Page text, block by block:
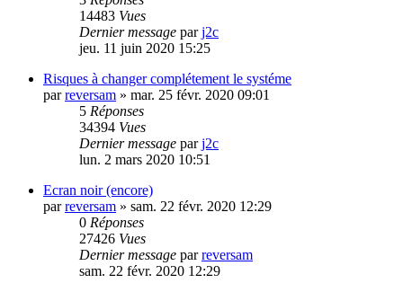
14483 Vues
Dernier message parj2c
jeu. 11 juin 2020 15:25
Risques à changer complétement le systéme
parreversam » mar. 25 févr. 2020 09:01
5 Réponses
34394 Vues
Dernier message parj2c
lun. 2 mars 2020 10:51
Ecran noir (encore)
parreversam » sam. 22 févr. 2020 12:29
0 Réponses
27426 Vues
Dernier message parreversam
sam. 22 févr. 2020 12:29